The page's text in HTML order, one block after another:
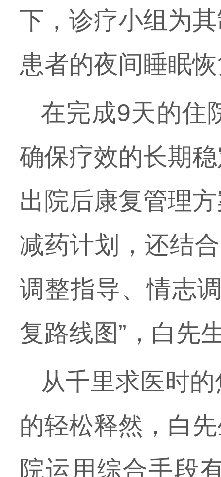
下，诊疗小组为
患者的夜间睡眠
在完成9天的住
确保疗效的长期
出院后康复管理
减药计划，还结
调整指导、情志
复路线图”，白先
从千里求医时
的轻松释然，白
院运用综合手段